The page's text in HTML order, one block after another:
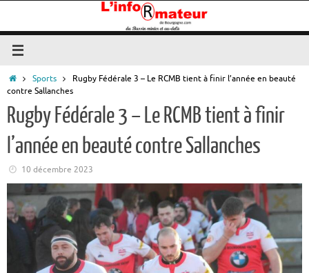
contenu
Accueil
Sports
Rugby Fédérale 3 – Le RCMB tient à finir l’année en beauté
contre Sallanches
Rugby Fédérale 3 – Le RCMB tient à finir
l’année en beauté contre Sallanches
10 décembre 2023